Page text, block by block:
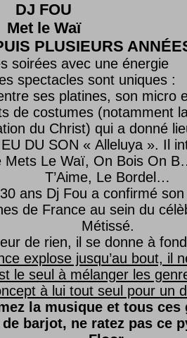
DJ FOU
Met le Waï
PLUSIEURS
soirées avec une énergie
spectacles sont uniques :
ses platines, son micro
de costumes (notamment
du Christ) qui a donné
DU SON « Alleluya ». Il
Mets Le Waï, On Bois On
T’Aime, Le Bordel…
ans Dj Fou a confirmé son
de France au sein du
Métissé.
de rien, il se donne à
explose jusqu’au bout, il
le seul à mélanger les
à lui tout seul pour un
la musique et tous ces
barjot, ne ratez pas ce